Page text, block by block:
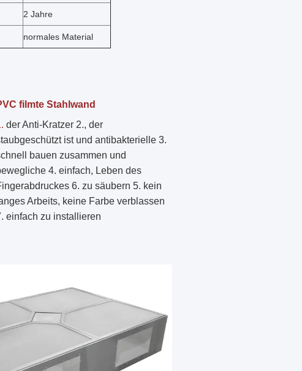
2 Jahre
normales Material
filmte Stahlwand
der Anti-Kratzer 2., der
ist und antibakterielle 3.
bauen zusammen und
4. einfach, Leben des
6. zu säubern 5. kein
Arbeits, keine Farbe verblassen
einfach zu installieren